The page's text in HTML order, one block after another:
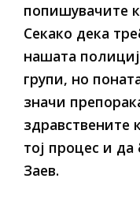
попишувачите
Секако дека
нашата
групи, но
значи
здравствените
тој процес и
Заев.